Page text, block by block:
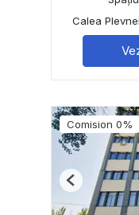
Calea
Comision 0%
Previous